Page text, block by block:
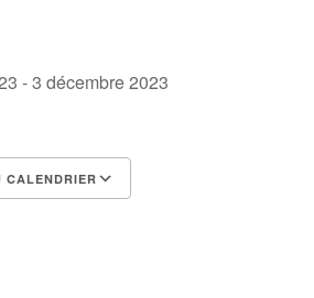
- 3 décembre 2023
CALENDRIER